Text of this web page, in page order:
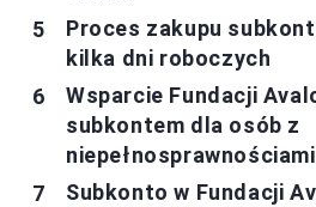
Proces zakupu
kilka dni roboczych
Wsparcie Fundacji
subkontem dla osób z
niepełnosprawnościami
Subkonto w Fundacji